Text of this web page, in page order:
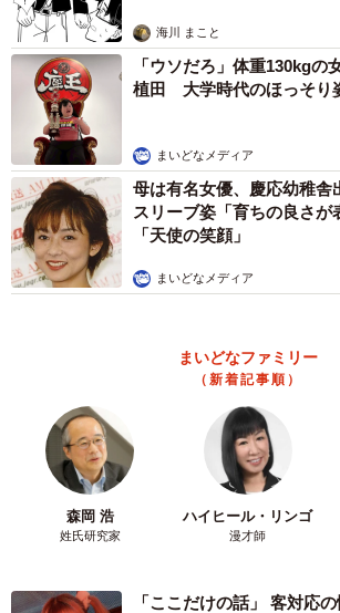
海川 まこと
「ウソだろ」体重130kgの
植田 大学時代のほっそり
まいどなメディア
母は有名女優、慶応幼稚舎
スリーブ姿「育ちの良さが
「天使の笑顔」
まいどなメディア
まいどなファミリー
（新着記事順）
森岡 浩
姓氏研究家
ハイヒール・リンゴ
漫才師
「ここだけの話」 客対応